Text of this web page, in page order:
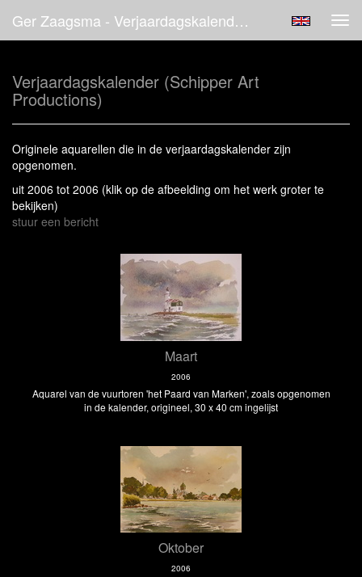
Ger Zaagsma - Verjaardagskalender (Schipper Art Productions)
Verjaardagskalender (Schipper Art
Productions)
Originele aquarellen die in de verjaardagskalender zijn
opgenomen.
uit 2006 tot 2006 (klik op de afbeelding om het werk groter te
bekijken)
stuur een bericht
Maart
2006
Aquarel van de vuurtoren 'het Paard van Marken', zoals opgenomen
in de kalender, origineel, 30 x 40 cm ingelijst
Oktober
2006